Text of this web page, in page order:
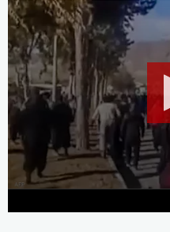
0
seconds
of
17
minutes,
54
seconds